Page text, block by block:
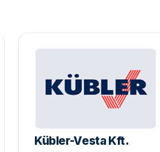
Kübler-Vesta Kft.